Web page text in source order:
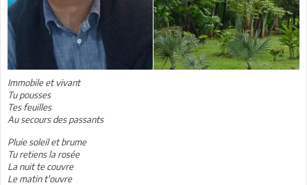
Immobile et vivant
Tu pousses
Tes feuilles
Au secours des passants
Pluie soleil et brume
Tu retiens la rosée
La nuit te couvre
Le matin t'ouvre